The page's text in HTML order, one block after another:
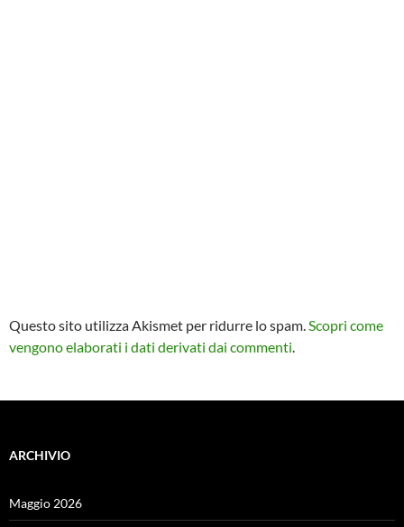
Questo sito utilizza Akismet per ridurre lo spam.Scopri come
vengono elaborati i dati derivati dai commenti.
ARCHIVIO
Maggio 2026